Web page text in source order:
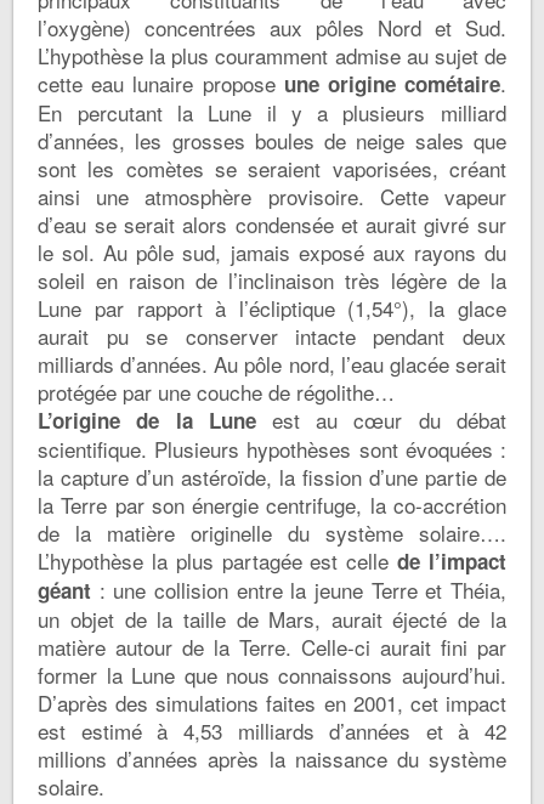
l’oxygène) concentrées aux pôles Nord et Sud.
L’hypothèse la plus couramment admise au sujet de
cette eau lunaire proposeune origine cométaire.
En percutant la Lune il y a plusieurs milliard
d’années, les grosses boules de neige sales que
sont les comètes se seraient vaporisées, créant
ainsi une atmosphère provisoire. Cette vapeur
d’eau se serait alors condensée et aurait givré sur
le sol. Au pôle sud, jamais exposé aux rayons du
soleil en raison de l’inclinaison très légère de la
Lune par rapport à l’écliptique (1,54°), la glace
aurait pu se conserver intacte pendant deux
milliards d’années. Au pôle nord, l’eau glacée serait
protégée par une couche de régolithe…
L’origine de la Luneest au cœur du débat
scientifique. Plusieurs hypothèses sont évoquées :
la capture d’un astéroïde, la fission d’une partie de
la Terre par son énergie centrifuge, la co-accrétion
de la matière originelle du système solaire….
L’hypothèse la plus partagée est cellede l’impact
géant : une collision entre la jeune Terre et Théia,
un objet de la taille de Mars, aurait éjecté de la
matière autour de la Terre. Celle-ci aurait fini par
former la Lune que nous connaissons aujourd’hui.
D’après des simulations faites en 2001, cet impact
est estimé à 4,53 milliards d’années et à 42
millions d’années après la naissance du système
solaire.